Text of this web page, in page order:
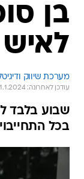
בן
לאיש
מערכת שיווק
עודכן לאחרונה: 1.1.2024 / 9:56
בכל